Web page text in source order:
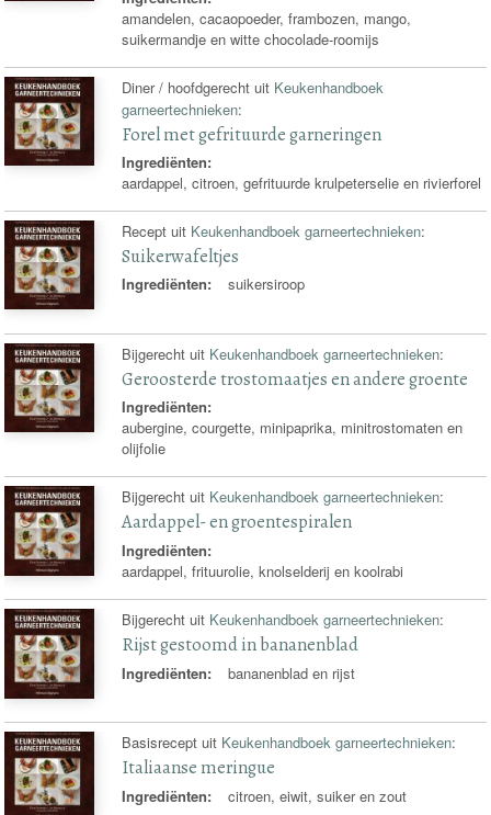
amandelen, cacaopoeder, frambozen, mango,
suikermandje en witte chocolade-roomijs
Diner / hoofdgerecht uit Keukenhandboek
garneertechnieken:
Forel met gefrituurde garneringen
Ingrediënten:
aardappel, citroen, gefrituurde krulpeterselie en rivierforel
Recept uit Keukenhandboek garneertechnieken:
Suikerwafeltjes
Ingrediënten: suikersiroop
Bijgerecht uit Keukenhandboek garneertechnieken:
Geroosterde trostomaatjes en andere groente
Ingrediënten:
aubergine, courgette, minipaprika, minitrostomaten en
olijfolie
Bijgerecht uit Keukenhandboek garneertechnieken:
Aardappel- en groentespiralen
Ingrediënten:
aardappel, frituurolie, knolselderij en koolrabi
Bijgerecht uit Keukenhandboek garneertechnieken:
Rijst gestoomd in bananenblad
Ingrediënten: bananenblad en rijst
Basisrecept uit Keukenhandboek garneertechnieken:
Italiaanse meringue
Ingrediënten: citroen, eiwit, suiker en zout